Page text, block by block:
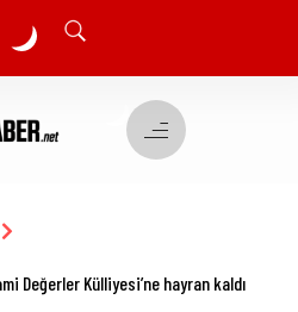
Değerler Külliyesi’ne hayran kaldı